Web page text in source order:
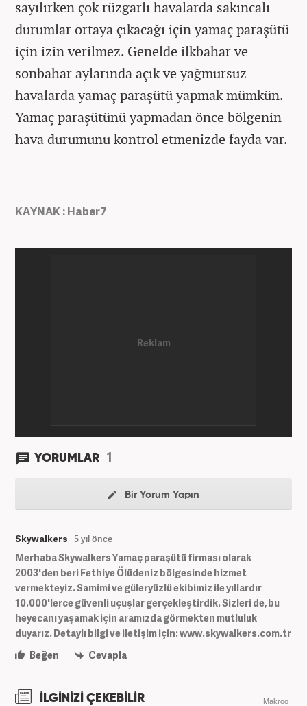
sayılırken çok rüzgarlı havalarda sakıncalı
durumlar ortaya çıkacağı için yamaç paraşütü
için izin verilmez. Genelde ilkbahar ve
sonbahar aylarında açık ve yağmursuz
havalarda yamaç paraşütü yapmak mümkün.
Yamaç paraşütünü yapmadan önce bölgenin
hava durumunu kontrol etmenizde fayda var.
KAYNAK : Haber7
YORUMLAR 1
Bir Yorum Yapın
Skywalkers 5 yıl önce
Merhaba Skywalkers Yamaç paraşütü firması olarak
2003'den beri Fethiye Ölüdeniz bölgesinde hizmet
vermekteyiz. Samimi ve güleryüzlü ekibimiz ile yıllardır
10.000'lerce güvenli uçuşlar gerçekleştirdik. Sizleri de, bu
heyecanı yaşamak için aramızda görmekten mutluluk
duyarız. Detaylı bilgi ve iletişim için: www.skywalkers.com.tr
Beğen
Cevapla
İLGİNİZİ ÇEKEBİLİR Makroo